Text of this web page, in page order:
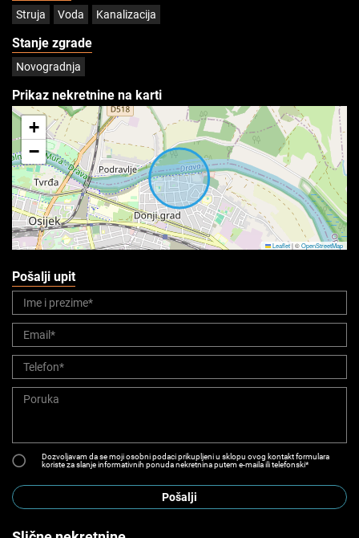
Struja Voda Kanalizacija
Stanje zgrade
Novogradnja
Prikaz nekretnine na karti
+
−
Leaflet|©OpenStreetMap
Pošalji upit
Dozvoljavam da se moji osobni podaci prikupljeni u sklopu ovog kontakt formulara
koriste za slanje informativnih ponuda nekretnina putem e-maila ili telefonski*
Pošalji